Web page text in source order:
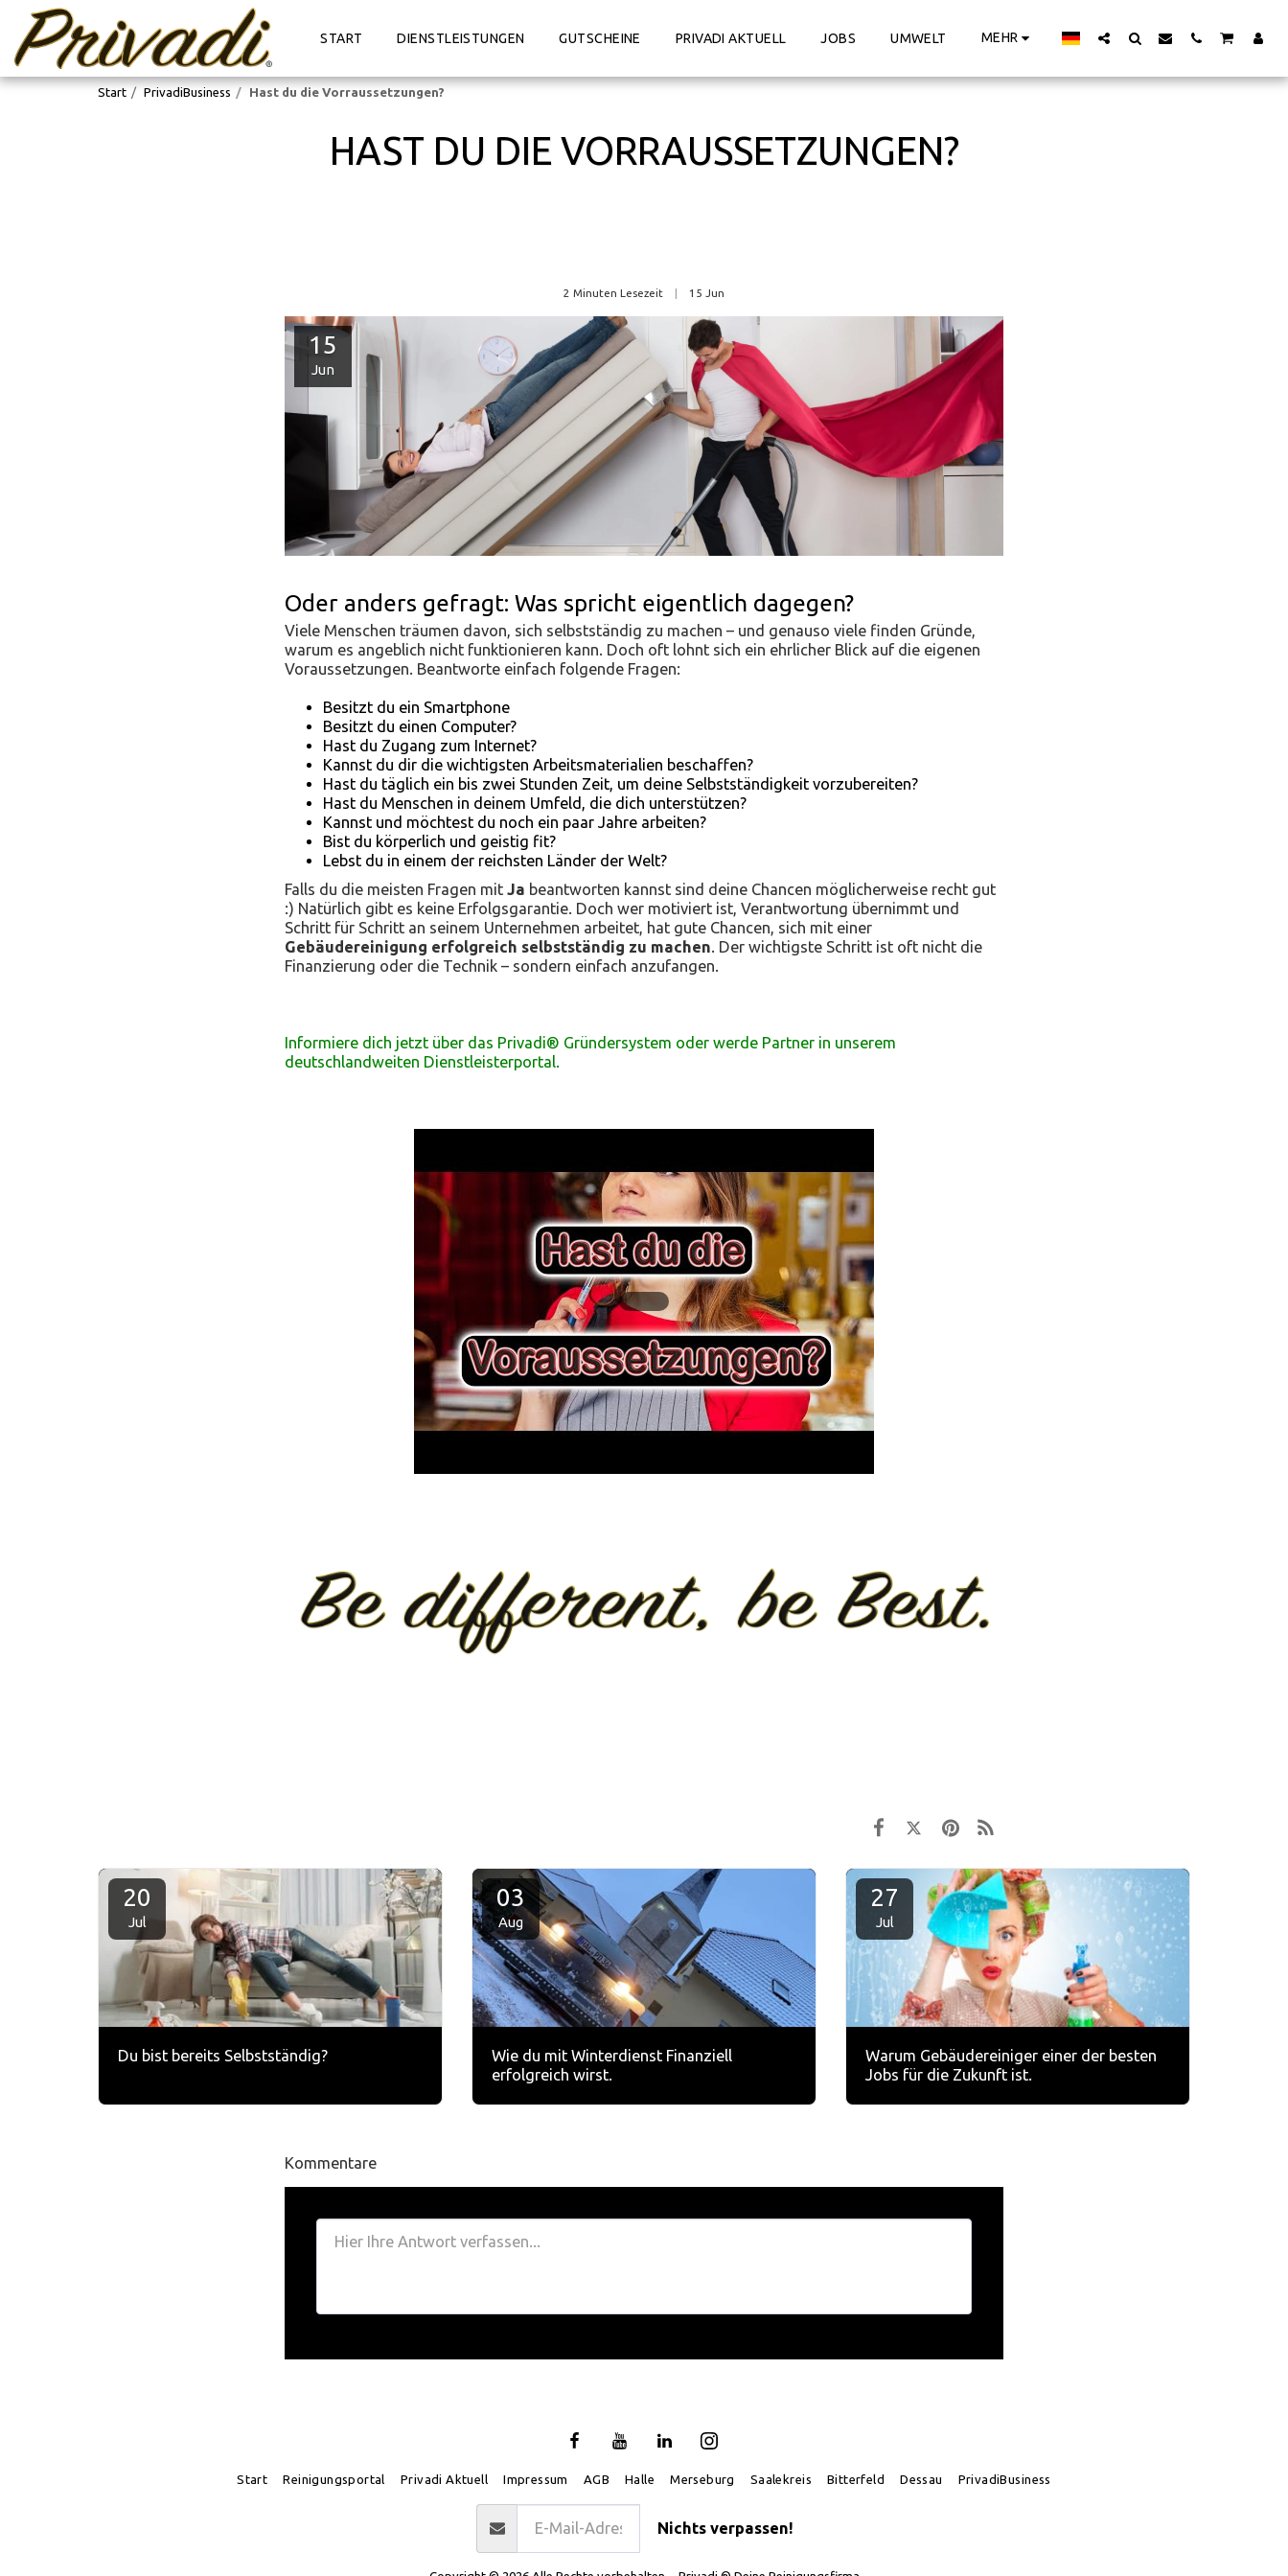
START DIENSTLEISTUNGEN GUTSCHEINE PRIVADI AKTUELL JOBS UMWELT MEHR
Start PrivadiBusiness Hast du die Vorraussetzungen?
HAST DU DIE VORRAUSSETZUNGEN?
2 Minuten Lesezeit 15 Jun
15
Jun
Oder anders gefragt: Was spricht eigentlich dagegen?
Viele Menschen träumen davon, sich selbstständig zu machen – und genauso viele finden Gründe,
warum es angeblich nicht funktionieren kann. Doch oft lohnt sich ein ehrlicher Blick auf die eigenen
Voraussetzungen. Beantworte einfach folgende Fragen:
Besitzt du ein Smartphone
Besitzt du einen Computer?
Hast du Zugang zum Internet?
Kannst du dir die wichtigsten Arbeitsmaterialien beschaffen?
Hast du täglich ein bis zwei Stunden Zeit, um deine Selbstständigkeit vorzubereiten?
Hast du Menschen in deinem Umfeld, die dich unterstützen?
Kannst und möchtest du noch ein paar Jahre arbeiten?
Bist du körperlich und geistig fit?
Lebst du in einem der reichsten Länder der Welt?
Falls du die meisten Fragen mit Ja beantworten kannst sind deine Chancen möglicherweise recht gut
:) Natürlich gibt es keine Erfolgsgarantie. Doch wer motiviert ist, Verantwortung übernimmt und
Schritt für Schritt an seinem Unternehmen arbeitet, hat gute Chancen, sich mit einer
Gebäudereinigung erfolgreich selbstständig zu machen. Der wichtigste Schritt ist oft nicht die
Finanzierung oder die Technik – sondern einfach anzufangen.
Informiere dich jetzt über das Privadi® Gründersystem oder werde Partner in unserem
deutschlandweiten Dienstleisterportal.
20
Jul
Du bist bereits Selbstständig?
03
Aug
Wie du mit Winterdienst Finanziell
erfolgreich wirst.
27
Jul
Warum Gebäudereiniger einer der besten
Jobs für die Zukunft ist.
Kommentare
Start Reinigungsportal Privadi Aktuell Impressum AGB Halle Merseburg Saalekreis Bitterfeld Dessau PrivadiBusiness
Nichts verpassen!